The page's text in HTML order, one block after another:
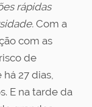
rápidas
Com a
com as
de
27 dias,
E na tarde da